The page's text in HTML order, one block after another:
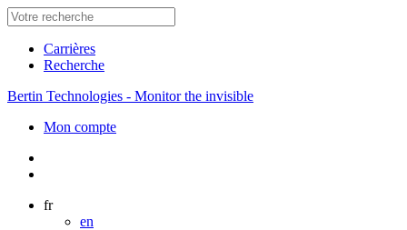
Carrières
Recherche
Bertin Technologies - Monitor the invisible
Mon compte
fr
en